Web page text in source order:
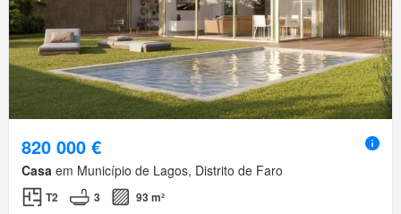
820 000 €
Casa em Município de Lagos, Distrito de Faro
T2 3 93 m²